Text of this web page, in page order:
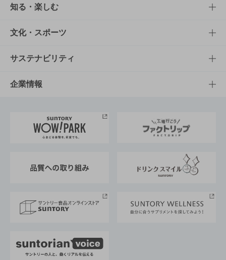
商品TOP
商品一覧
商品発売情報
栄養成分一覧
知る・楽しむ
知る・楽しむTOP
キャンペーン
工場見学
地域情報
文化・スポーツ
文化・スポーツTOP
サントリーホール
サントリーサンバーズ大阪
サステナビリティ
サステナビリティTOP
サントリーが考えるサステナビリティ経営
企業情報
企業概要
採用情報